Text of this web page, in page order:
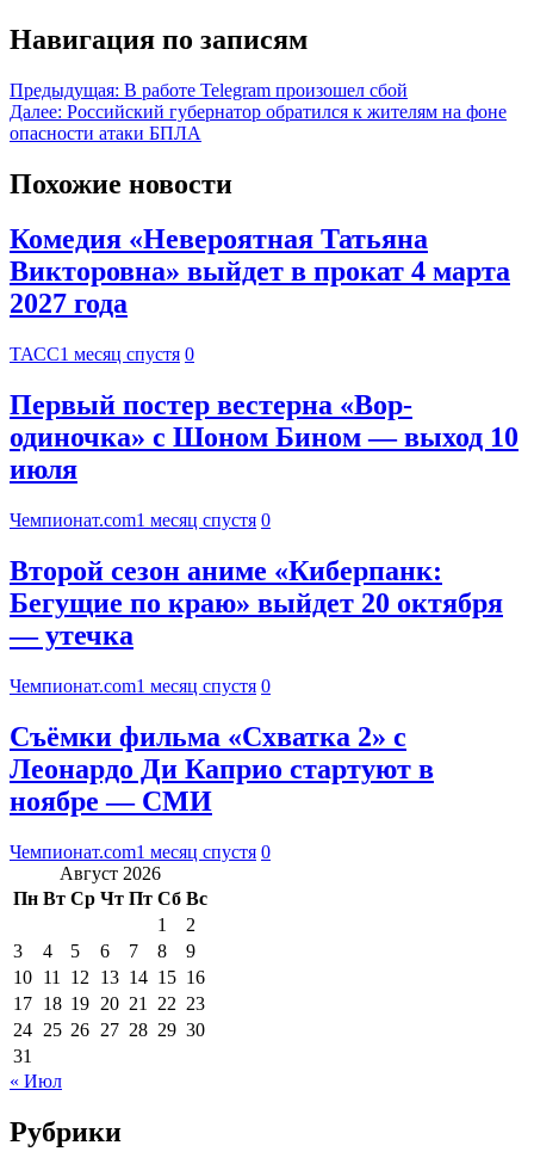
Навигация по записям
Предыдущая: В работе Telegram произошел сбой
Далее: Российский губернатор обратился к жителям на фоне
опасности атаки БПЛА
Похожие новости
Комедия «Невероятная Татьяна
Викторовна» выйдет в прокат 4 марта
2027 года
ТАСС1 месяц спустя 0
Первый постер вестерна «Вор-
одиночка» с Шоном Бином — выход 10
июля
Чемпионат.com1 месяц спустя 0
Второй сезон аниме «Киберпанк:
Бегущие по краю» выйдет 20 октября
— утечка
Чемпионат.com1 месяц спустя 0
Съёмки фильма «Схватка 2» с
Леонардо Ди Каприо стартуют в
ноябре — СМИ
Чемпионат.com1 месяц спустя 0
Август 2026
Пн Вт Ср Чт Пт Сб Вс
1
2
3
4 5 6 7 8
9
10 11 12 13 14 15 16
17 18 19 20 21 22 23
24 25 26 27 28 29 30
31
« Июл
Рубрики